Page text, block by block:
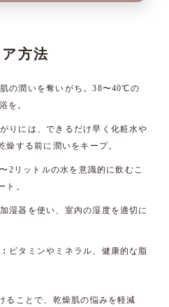
方法
の潤いを奪いがち。38〜40℃の
を。
りには、できるだけ早く化粧水や
する前に潤いをキープ。
2リットルの水を意識的に飲むこ
ト。
湿器を使い、室内の湿度を適切に
ビタミンやミネラル、健康的な脂
ることで、乾燥肌の悩みを軽減